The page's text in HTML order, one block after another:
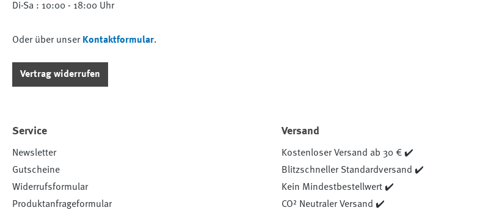
Di-Sa : 10:00 - 18:00 Uhr
Oder über unser Kontaktformular.
Vertrag widerrufen
Service
Newsletter
Gutscheine
Widerrufsformular
Produktanfrageformular
Versand
Kostenloser Versand ab 30 € ✔️
Blitzschneller Standardversand ✔️
Kein Mindestbestellwert ✔️
CO² Neutraler Versand ✔️